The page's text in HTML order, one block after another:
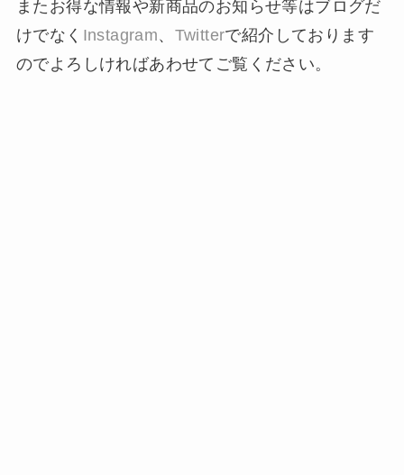
またお得な情報や新商品のお知らせ等はブログだ
けでなく Instagram、 Twitterで紹介しております
のでよろしければあわせてご覧ください。